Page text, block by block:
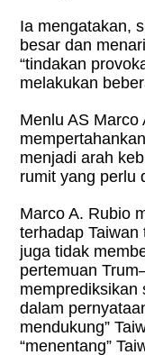
Ia mengatakan,
besar dan
“tindakan
melakukan
Menlu AS Marco
menjadi arah
rumit yang perlu
Marco A. Rubio
terhadap
juga tidak
pertemuan
memprediksikan
dalam
mendukung”
“menentang”